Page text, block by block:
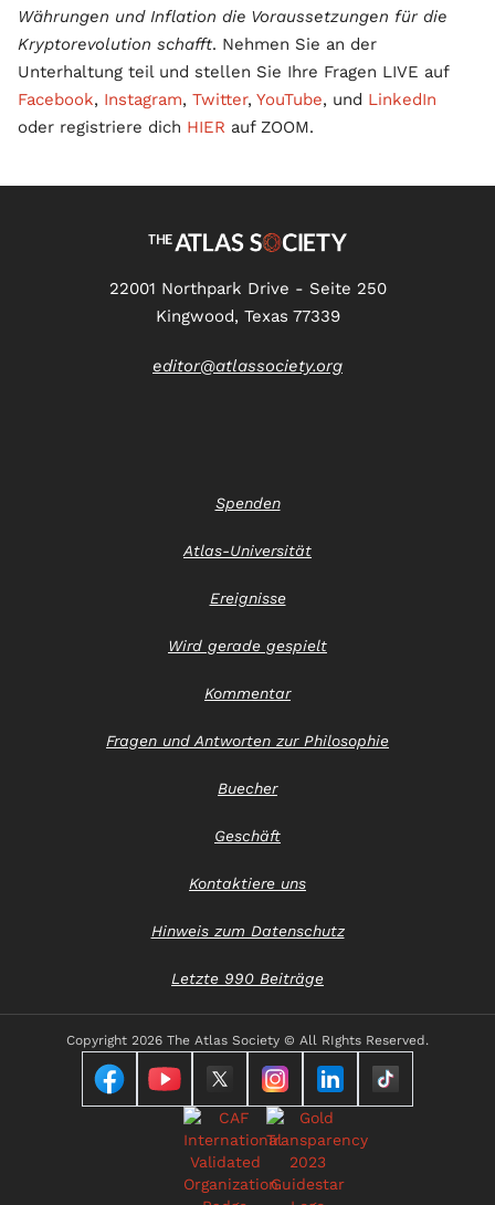
Währungen und Inflation die Voraussetzungen für die
Kryptorevolution schafft. Nehmen Sie an der
Unterhaltung teil und stellen Sie Ihre Fragen LIVE auf
Facebook, Instagram, Twitter, YouTube, und LinkedIn
oder registriere dich HIER auf ZOOM.
22001 Northpark Drive - Seite 250
Kingwood, Texas 77339
editor@atlassociety.org
Spenden
Atlas-Universität
Ereignisse
Wird gerade gespielt
Kommentar
Fragen und Antworten zur Philosophie
Buecher
Geschäft
Kontaktiere uns
Hinweis zum Datenschutz
Letzte 990 Beiträge
Copyright 2026 The Atlas Society © All RIghts Reserved.